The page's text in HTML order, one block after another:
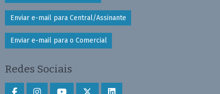
Enviar e-mail para Central/Assinante
Enviar e-mail para o Comercial
Redes Sociais